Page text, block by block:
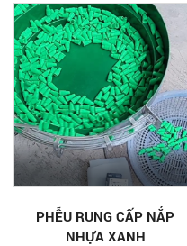
PHỄU RUNG CẤP NẮP
NHỰA XANH